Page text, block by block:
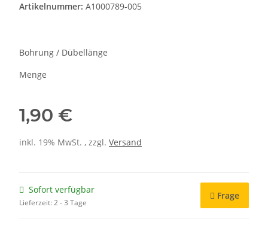
Artikelnummer: A1000789-005
Bohrung / Dübellänge
Menge
1,90 €
inkl. 19% MwSt. , zzgl. Versand
Sofort verfügbar
Lieferzeit:2 - 3 Tage
Frage